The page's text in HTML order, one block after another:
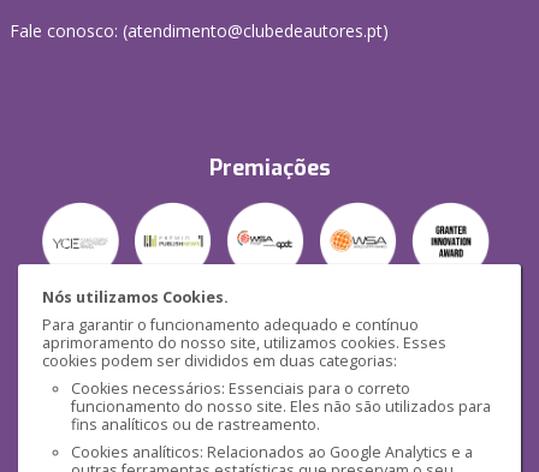
Nós utilizamos Cookies.
Para garantir o funcionamento adequado e contínuo
aprimoramento do nosso site, utilizamos cookies. Esses
cookies podem ser divididos em duas categorias:
Cookies necessários: Essenciais para o correto
funcionamento do nosso site. Eles não são utilizados para
fins analíticos ou de rastreamento.
Cookies analíticos: Relacionados ao Google Analytics e a
Fale conosco: (atendimento@clubedeautores.pt)
Premiações
Segurança